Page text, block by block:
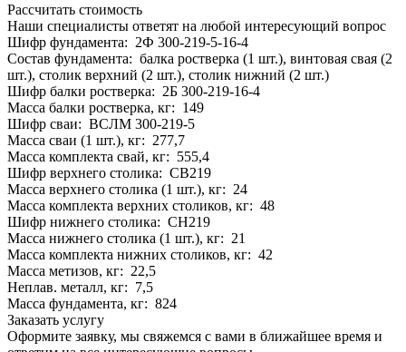
Рассчитать стоимость
Наши специалисты ответят на любой интересующий вопрос
Шифр фундамента: 2Ф 300-219-5-16-4
Состав фундамента: балка ростверка (1 шт.), винтовая свая (2
шт.), столик верхний (2 шт.), столик нижний (2 шт.)
Шифр балки ростверка: 2Б 300-219-16-4
Масса балки ростверка, кг: 149
Шифр сваи: ВСЛМ 300-219-5
Масса сваи (1 шт.), кг: 277,7
Масса комплекта свай, кг: 555,4
Шифр верхнего столика: СВ219
Масса верхнего столика (1 шт.), кг: 24
Масса комплекта верхних столиков, кг: 48
Шифр нижнего столика: СН219
Масса нижнего столика (1 шт.), кг: 21
Масса комплекта нижних столиков, кг: 42
Масса метизов, кг: 22,5
Неплав. металл, кг: 7,5
Масса фундамента, кг: 824
Заказать услугу
Оформите заявку, мы свяжемся с вами в ближайшее время и